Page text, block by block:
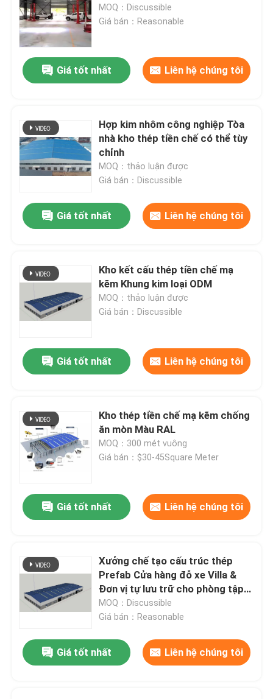
MOQ：Discussible
Giá bán：Reasonable
Giá tốt nhất Liên hệ chúng tôi
Hợp kim nhôm công nghiệp Tòa
nhà kho thép tiền chế có thể tùy
chỉnh
MOQ：thảo luận được
Giá bán：Discussible
Giá tốt nhất Liên hệ chúng tôi
Kho kết cấu thép tiền chế mạ
kẽm Khung kim loại ODM
MOQ：thảo luận được
Giá bán：Discussible
Giá tốt nhất Liên hệ chúng tôi
Kho thép tiền chế mạ kẽm chống
ăn mòn Màu RAL
MOQ：300 mét vuông
Giá bán：$30-45Square Meter
Giá tốt nhất Liên hệ chúng tôi
Xưởng chế tạo cấu trúc thép
Prefab Cửa hàng đỗ xe Villa &
Đơn vị tự lưu trữ cho phòng tập
thể dục trường học Thép Hangar
Tòa nhà kim loại Sử dụng kho
MOQ：Discussible
Giá bán：Reasonable
Giá tốt nhất Liên hệ chúng tôi